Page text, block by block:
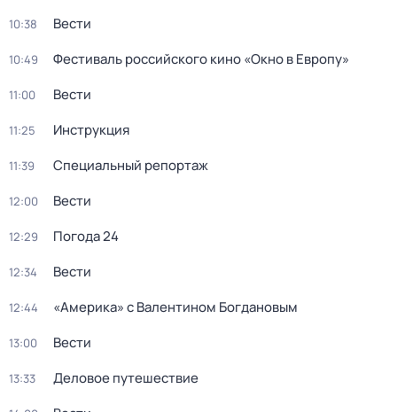
10:38 Вести
10:49 Фестиваль российского кино «Окно в Европу»
11:00 Вести
11:25 Инструкция
11:39 Специальный репортаж
12:00 Вести
12:29 Погода 24
12:34 Вести
12:44 «Америка» с Валентином Богдановым
13:00 Вести
13:33 Деловое путешествие